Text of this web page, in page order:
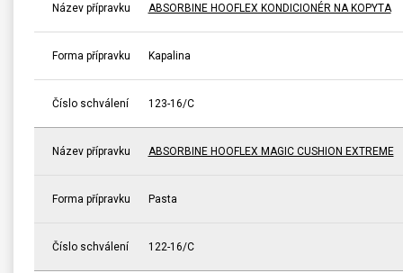
Název přípravku ABSORBINE HOOFLEX KONDICIONÉR NA KOPYTA
Forma přípravku Kapalina
Číslo schválení 123-16/C
Název přípravku ABSORBINE HOOFLEX MAGIC CUSHION EXTREME
Forma přípravku Pasta
Číslo schválení 122-16/C